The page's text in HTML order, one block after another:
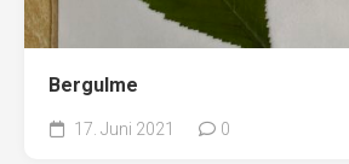
Bergulme
17. Juni 2021 0